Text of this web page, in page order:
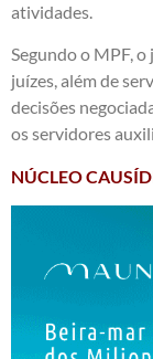
atividades.
Segundo o MPF,
juízes, além de
decisões
os servidores
NÚCLEO